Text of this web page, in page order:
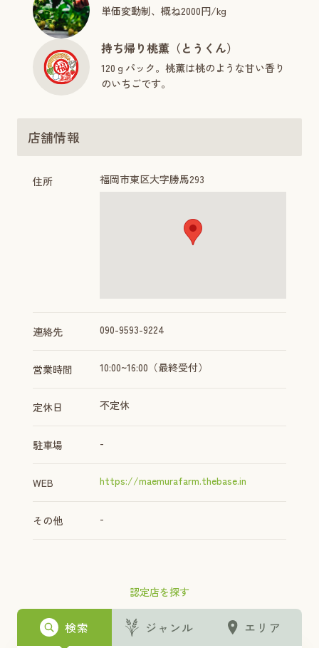
認定店を探す
検索 ジャンル エリア
単価変動制、概ね2000円/kg
持ち帰り桃薫（とうくん）
120ｇパック。桃薫は桃のような甘い香り
のいちごです。
店舗情報
住所 福岡市東区大字勝馬293
連絡先 090-9593-9224
営業時間 10:00~16:00（最終受付）
定休日 不定休
駐車場 -
WEB https://maemurafarm.thebase.in
その他 -